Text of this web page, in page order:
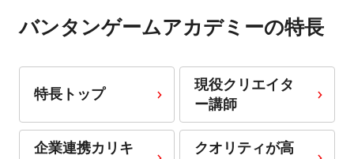
バンタンゲームアカデミーの特長
特長トップ
現役クリエイタ
ー講師
企業連携カリキ
クオリティが高